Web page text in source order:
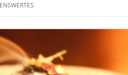
ZUHAUSE
UND BALANCE
RÄUCHERBLÜTEN